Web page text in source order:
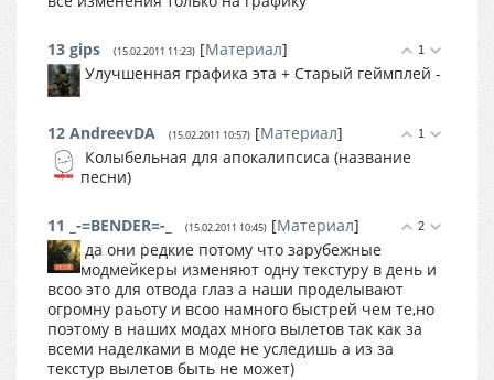
1
13 gips (15.02.2011 11:23) [Материал]
Улучшенная графика эта + Старый геймплей -
1
12 AndreevDA (15.02.2011 10:57) [Материал]
Колыбельная для апокалипсиса (название
песни)
2
11 _-=BENDER=-_ (15.02.2011 10:45) [Материал]
да они редкие потому что зарубежные
модмейкеры изменяют одну текстуру в день и
всоо это для отвода глаз а наши проделывают
огромну раьоту и всоо намного быстрей чем те,но
поэтому в наших модах много вылетов так как за
всеми наделками в моде не уследишь а из за
текстур вылетов быть не может)